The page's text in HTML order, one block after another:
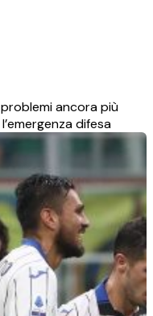
ancora più
difesa